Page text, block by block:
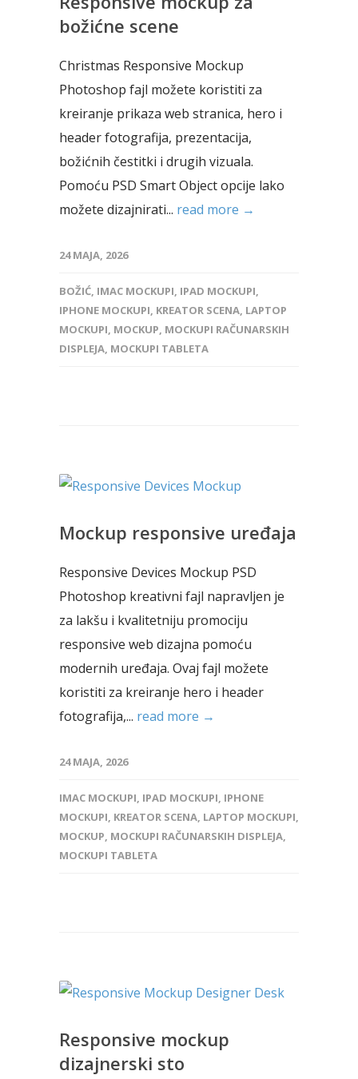
božićne scene
Christmas Responsive Mockup
Photoshop fajl možete koristiti za
kreiranje prikaza web stranica, hero i
header fotografija, prezentacija,
božićnih čestitki i drugih vizuala.
Pomoću PSD Smart Object opcije lako
možete dizajnirati... read more →
24 MAJA, 2026
BOŽIĆ, IMAC MOCKUPI, IPAD MOCKUPI,
IPHONE MOCKUPI, KREATOR SCENA, LAPTOP
MOCKUPI, MOCKUP, MOCKUPI RAČUNARSKIH
DISPLEJA, MOCKUPI TABLETA
Mockup responsive uređaja
Responsive Devices Mockup PSD
Photoshop kreativni fajl napravljen je
za lakšu i kvalitetniju promociju
responsive web dizajna pomoću
modernih uređaja. Ovaj fajl možete
koristiti za kreiranje hero i header
fotografija,... read more →
24 MAJA, 2026
IMAC MOCKUPI, IPAD MOCKUPI, IPHONE
MOCKUPI, KREATOR SCENA, LAPTOP MOCKUPI,
MOCKUP, MOCKUPI RAČUNARSKIH DISPLEJA,
MOCKUPI TABLETA
Responsive mockup
dizajnerski sto